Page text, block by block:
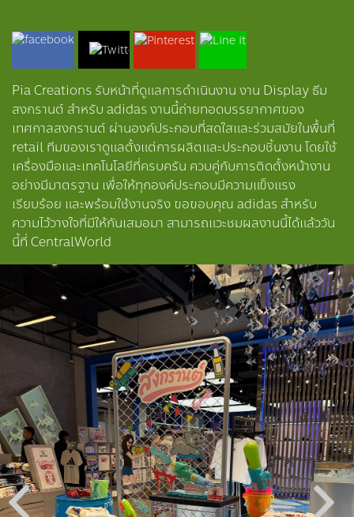
Pia Creations รับหน้าที่ดูแลการดำเนินงาน งาน Display ธีม
สงกรานต์ สำหรับ adidas งานนี้ถ่ายทอดบรรยากาศของ
เทศกาลสงกรานต์ ผ่านองค์ประกอบที่สดใสและร่วมสมัยในพื้นที่
retail ทีมของเราดูแลตั้งแต่การผลิตและประกอบชิ้นงาน โดยใช้
เครื่องมือและเทคโนโลยีที่ครบครัน ควบคู่กับการติดตั้งหน้างาน
อย่างมีมาตรฐาน เพื่อให้ทุกองค์ประกอบมีความแข็งแรง
เรียบร้อย และพร้อมใช้งานจริง ขอขอบคุณ adidas สำหรับ
ความไว้วางใจที่มีให้กันเสมอมา สามารถแวะชมผลงานนี้ได้แล้ววัน
นี้ที่ CentralWorld